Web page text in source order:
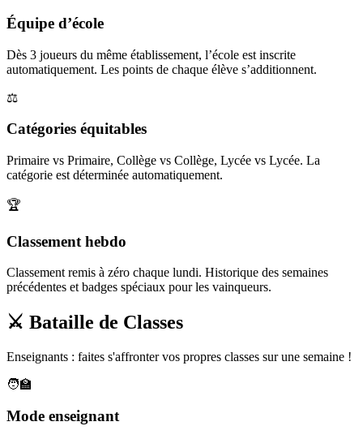
Équipe d’école
Dès 3 joueurs du même établissement, l’école est inscrite
automatiquement. Les points de chaque élève s’additionnent.
⚖️
Catégories équitables
Primaire vs Primaire, Collège vs Collège, Lycée vs Lycée. La
catégorie est déterminée automatiquement.
🏆
Classement hebdo
Classement remis à zéro chaque lundi. Historique des semaines
précédentes et badges spéciaux pour les vainqueurs.
⚔️ Bataille de Classes
Enseignants : faites s'affronter vos propres classes sur une semaine !
🧑‍🏫
Mode enseignant